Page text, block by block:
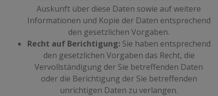
Auskunft über diese Daten sowie auf weitere
Informationen und Kopie der Daten entsprechend
den gesetzlichen Vorgaben.
Recht auf Berichtigung:Sie haben entsprechend
den gesetzlichen Vorgaben das Recht, die
Vervollständigung der Sie betreffenden Daten
oder die Berichtigung der Sie betreffenden
unrichtigen Daten zu verlangen.